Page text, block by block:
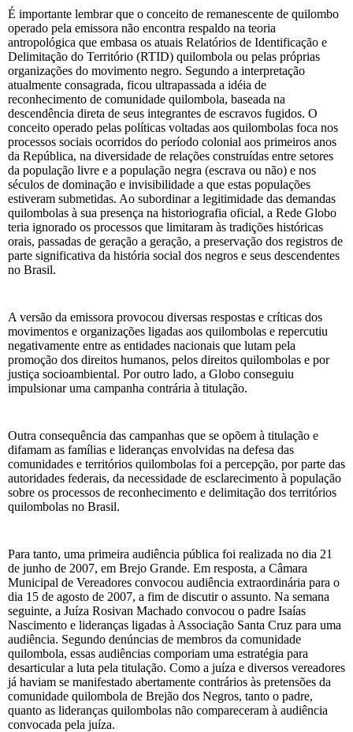
É importante lembrar que o conceito de remanescente de quilombo
operado pela emissora não encontra respaldo na teoria
antropológica que embasa os atuais Relatórios de Identificação e
Delimitação do Território (RTID) quilombola ou pelas próprias
organizações do movimento negro. Segundo a interpretação
atualmente consagrada, ficou ultrapassada a idéia de
reconhecimento de comunidade quilombola, baseada na
descendência direta de seus integrantes de escravos fugidos. O
conceito operado pelas políticas voltadas aos quilombolas foca nos
processos sociais ocorridos do período colonial aos primeiros anos
da República, na diversidade de relações construídas entre setores
da população livre e a população negra (escrava ou não) e nos
séculos de dominação e invisibilidade a que estas populações
estiveram submetidas. Ao subordinar a legitimidade das demandas
quilombolas à sua presença na historiografia oficial, a Rede Globo
teria ignorado os processos que limitaram às tradições históricas
orais, passadas de geração a geração, a preservação dos registros de
parte significativa da história social dos negros e seus descendentes
no Brasil.
A versão da emissora provocou diversas respostas e críticas dos
movimentos e organizações ligadas aos quilombolas e repercutiu
negativamente entre as entidades nacionais que lutam pela
promoção dos direitos humanos, pelos direitos quilombolas e por
justiça socioambiental. Por outro lado, a Globo conseguiu
impulsionar uma campanha contrária à titulação.
Outra consequência das campanhas que se opõem à titulação e
difamam as famílias e lideranças envolvidas na defesa das
comunidades e territórios quilombolas foi a percepção, por parte das
autoridades federais, da necessidade de esclarecimento à população
sobre os processos de reconhecimento e delimitação dos territórios
quilombolas no Brasil.
Para tanto, uma primeira audiência pública foi realizada no dia 21
de junho de 2007, em Brejo Grande. Em resposta, a Câmara
Municipal de Vereadores convocou audiência extraordinária para o
dia 15 de agosto de 2007, a fim de discutir o assunto. Na semana
seguinte, a Juíza Rosivan Machado convocou o padre Isaías
Nascimento e lideranças ligadas à Associação Santa Cruz para uma
audiência. Segundo denúncias de membros da comunidade
quilombola, essas audiências comporiam uma estratégia para
desarticular a luta pela titulação. Como a juíza e diversos vereadores
já haviam se manifestado abertamente contrários às pretensões da
comunidade quilombola de Brejão dos Negros, tanto o padre,
quanto as lideranças quilombolas não compareceram à audiência
convocada pela juíza.